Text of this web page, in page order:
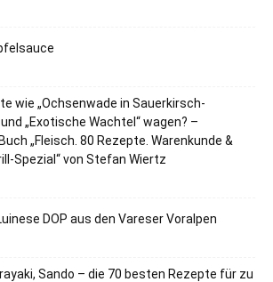
wie „Ochsenwade in Sauerkirsch-
„Exotische Wachtel“ wagen? –
„Fleisch. 80 Rezepte. Warenkunde &
Spezial“ von Stefan Wiertz
DOP aus den Vareser Voralpen
Sando – die 70 besten Rezepte für zu